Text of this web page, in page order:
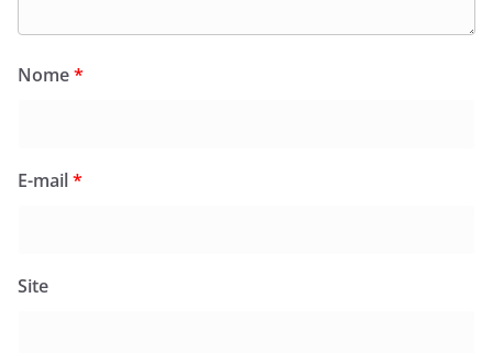
Nome*
E-mail*
Site